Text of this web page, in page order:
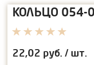
КОЛЬЦО 054-
22,02 руб. / шт.